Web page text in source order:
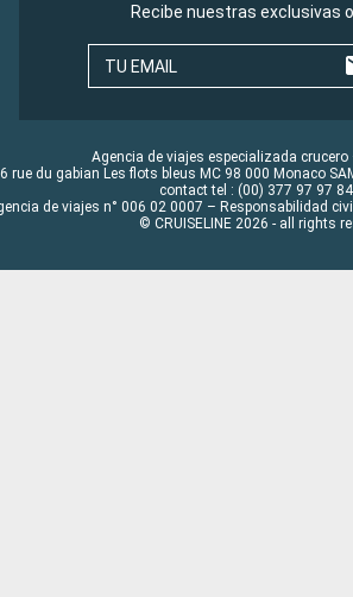
Recibe nuestras exclusivas
TU EMAIL
Agencia de viajes especializada crucero
rue du gabian Les flots bleus MC 98 000 Monaco
contact tel : (00) 377 97 97
de viajes n° 006 02 0007 – Responsabilidad
© CRUISELINE 2026 - all rights